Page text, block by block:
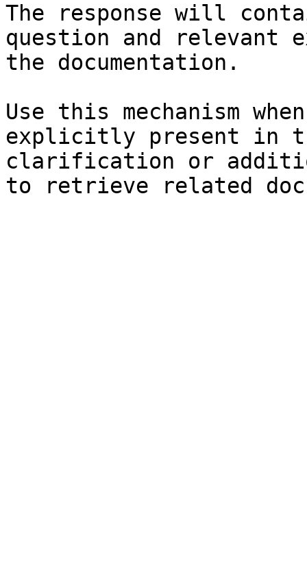
The response will
question and relevant
the documentation.
Use this mechanism
explicitly present in
clarification or